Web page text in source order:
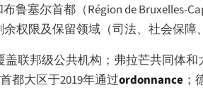
布鲁塞尔首都（Région de Bruxelles-
限及保留领域（司法、社会保障
联邦级公共机构；弗拉芒共同体和
都大区于2019年通过ordonnance ；